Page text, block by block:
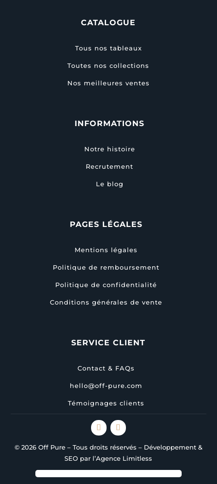
CATALOGUE
Tous nos tableaux
Toutes nos collections
Nos meilleures ventes
INFORMATIONS
Notre histoire
Recrutement
Le blog
PAGES LÉGALES
Mentions légales
Politique de remboursement
Politique de confidentialité
Conditions générales de vente
SERVICE CLIENT
Contact & FAQs
hello@off-pure.com
Témoignages clients
© 2026 Off Pure – Tous droits réservés – Développement &
SEO par l’Agence Limitless